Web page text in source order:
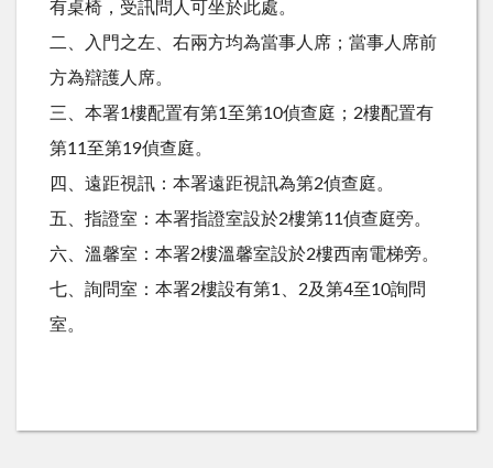
有桌椅，受訊問人可坐於此處。
二、入門之左、右兩方均為當事人席；當事人席前
方為辯護人席。
三、本署1 樓配置有第1 至第10偵查庭； 2樓配置有
第11 至第19偵查庭。
四、遠距視訊：本署遠距視訊為第2偵查庭。
五、指證室：本署指證室設於2樓第11 偵查庭旁。
六、溫馨室：本署2樓溫馨室設於2樓西南電梯旁。
七、詢問室：本署2樓設有第1 2及第4至10詢問
室。